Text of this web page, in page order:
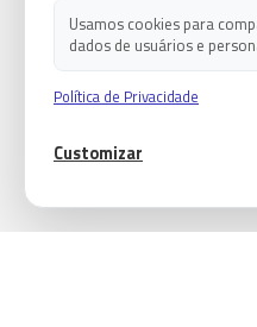
Usamos cookies para
dados de usuários e
Política de Privacidade
Customizar